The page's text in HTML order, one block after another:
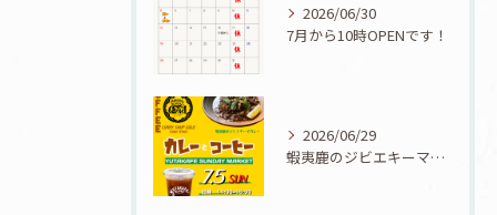
2026/06/30
7月から10時OPENです！
2026/06/29
蝦夷鹿のジビエキーマカレーが食べられる7/5『カレーとコーヒーと七夕』開催！